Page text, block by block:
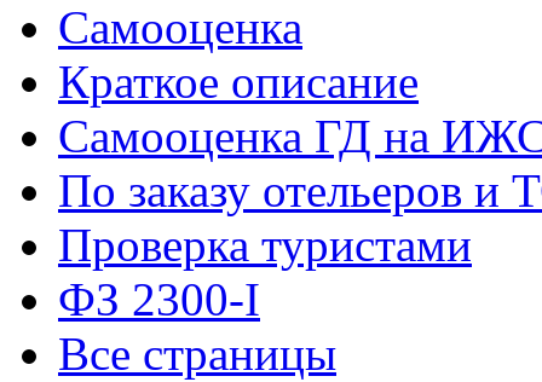
Самооценка
Краткое описание
Самооценка ГД на
По заказу отельеров и
Проверка туристами
ФЗ 2300-I
Все страницы